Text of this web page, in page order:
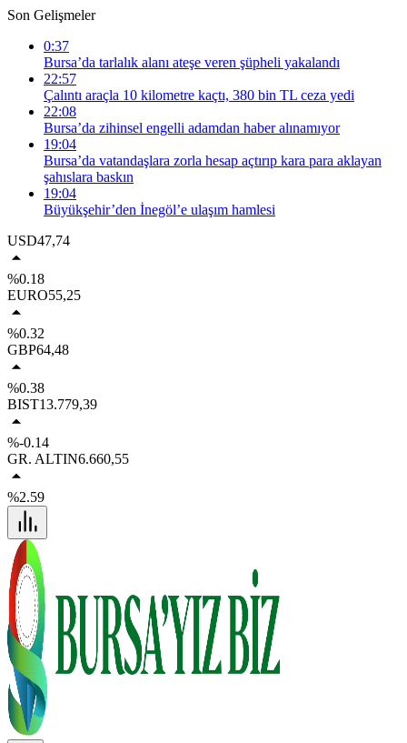
Son Gelişmeler
0:37
Bursa’da tarlalık alanı ateşe veren şüpheli yakalandı
22:57
Çalıntı araçla 10 kilometre kaçtı, 380 bin TL ceza yedi
22:08
Bursa’da zihinsel engelli adamdan haber alınamıyor
19:04
Bursa’da vatandaşlara zorla hesap açtırıp kara para aklayan
şahıslara baskın
19:04
Büyükşehir’den İnegöl’e ulaşım hamlesi
USD47,74
%0.18
EURO55,25
%0.32
GBP64,48
%0.38
BIST13.779,39
%-0.14
GR. ALTIN6.660,55
%2.59